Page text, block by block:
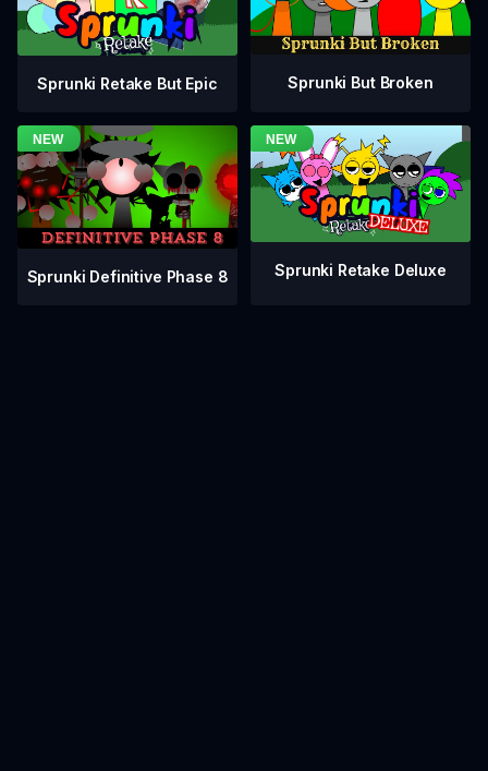
Sprunki Retake But Epic Sprunki But Broken
Sprunki Definitive Phase 8 Sprunki Retake Deluxe